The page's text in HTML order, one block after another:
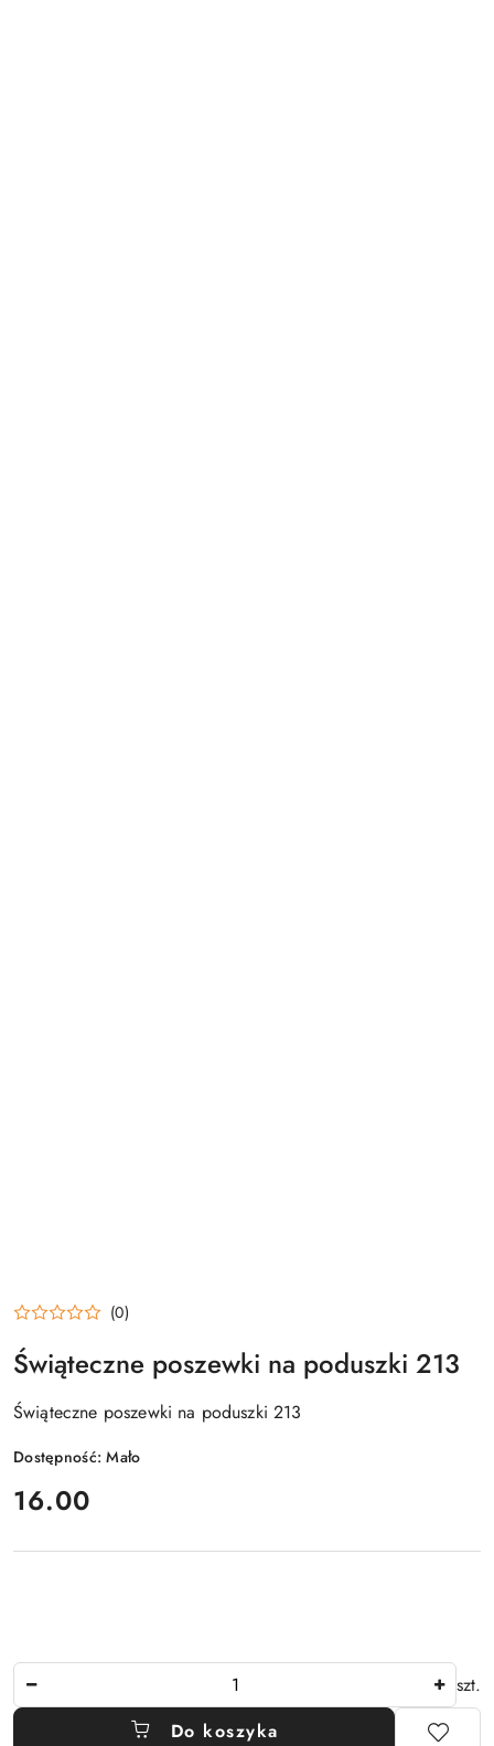
(0)
Świąteczne poszewki na poduszki 213
Świąteczne poszewki na poduszki 213
Dostępność:Mało
cena:
16.00
szt.
Do koszyka